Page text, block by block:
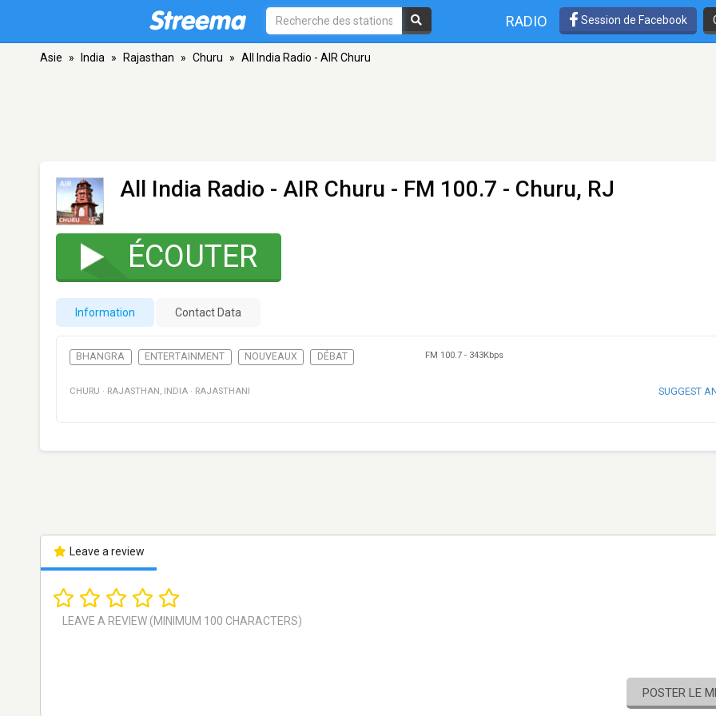
RADIO Session de Facebook
Asie » India » Rajasthan » Churu » All India Radio - AIR Churu
All India Radio - AIR Churu - FM 100.7 - Churu, RJ
ÉCOUTER
Information Contact Data
BHANGRA ENTERTAINMENT NOUVEAUX DÉBAT FM 100.7 - 343Kbps
CHURU · RAJASTHAN , INDIA · RAJASTHANI SUGGEST
Leave a review
POSTER LE